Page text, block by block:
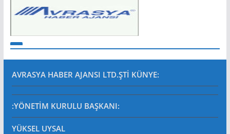
AVRASYA HABER AJANSI LTD.ŞTİ KÜNYE:
:YÖNETİM KURULU BAŞKANI:
YÜKSEL UYSAL